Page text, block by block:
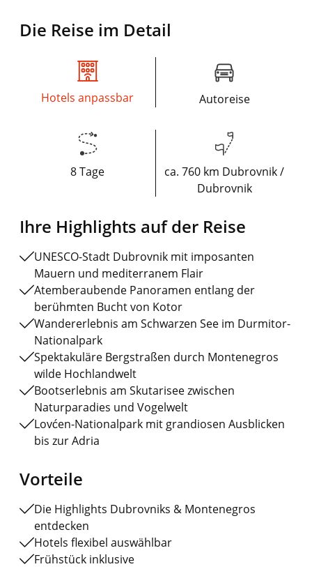
Die Reise im Detail
Hotels anpassbar Autoreise
8 Tage
ca. 760 km Dubrovnik /
Dubrovnik
Ihre Highlights auf der Reise
UNESCO-Stadt Dubrovnik mit imposanten
Mauern und mediterranem Flair
Atemberaubende Panoramen entlang der
berühmten Bucht von Kotor
Wandererlebnis am Schwarzen See im Durmitor-
Nationalpark
Spektakuläre Bergstraßen durch Montenegros
wilde Hochlandwelt
Bootserlebnis am Skutarisee zwischen
Naturparadies und Vogelwelt
Lovćen-Nationalpark mit grandiosen Ausblicken
bis zur Adria
Vorteile
Die Highlights Dubrovniks & Montenegros
entdecken
Hotels flexibel auswählbar
Frühstück inklusive